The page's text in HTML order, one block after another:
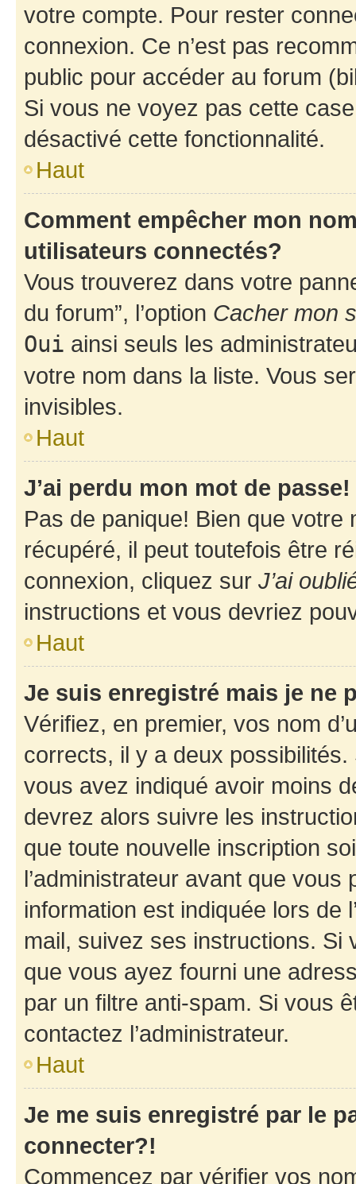
votre compte. Pour rester
connexion. Ce n’est pas
public pour accéder au forum
Si vous ne voyez pas cette
désactivé cette fonctionnalité.
Haut
Comment empêcher mon
utilisateurs connectés?
Vous trouverez dans votre
du forum”, l’option Cacher mon
Oui ainsi seuls les
votre nom dans la liste. Vous
invisibles.
Haut
J’ai perdu mon mot de passe!
Pas de panique! Bien que
récupéré, il peut toutefois être
connexion, cliquez sur J’ai
instructions et vous devriez
Haut
Je suis enregistré mais je ne
Vérifiez, en premier, vos nom
corrects, il y a deux
vous avez indiqué avoir moins
devrez alors suivre les
que toute nouvelle inscription
l’administrateur avant que
information est indiquée lors de
mail, suivez ses instructions. Si
que vous ayez fourni une
par un filtre anti-spam. Si vous
contactez l’administrateur.
Haut
Je me suis enregistré par le
connecter?!
Commencez par vérifier vos